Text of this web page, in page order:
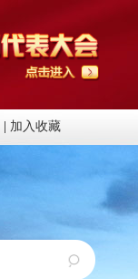
加入收藏